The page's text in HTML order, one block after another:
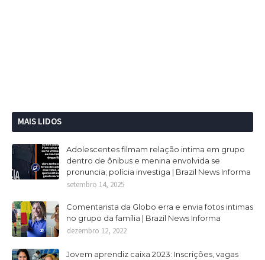
MAIS LIDOS
Adolescentes filmam relação intima em grupo
dentro de ônibus e menina envolvida se
pronuncia; polícia investiga | Brazil News Informa
setembro 14, 2025
Comentarista da Globo erra e envia fotos intimas
no grupo da família | Brazil News Informa
dezembro 12, 2022
Jovem aprendiz caixa 2023: Inscrições, vagas